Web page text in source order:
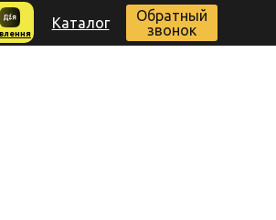
Каталог
Обратный
звонок